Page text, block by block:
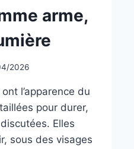
arme,
2026
l’apparence du
pour durer,
Elles
sous des visages